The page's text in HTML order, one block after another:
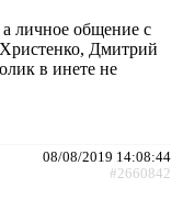
личное общение с
Дмитрий
в инете не
08/08/2019 14:08:44
#2660842